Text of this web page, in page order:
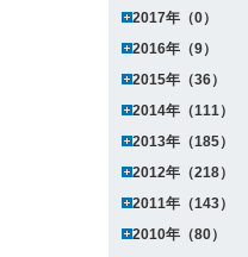
2017年（0）
2016年（9）
2015年（36）
2014年（111）
2013年（185）
2012年（218）
2011年（143）
2010年（80）